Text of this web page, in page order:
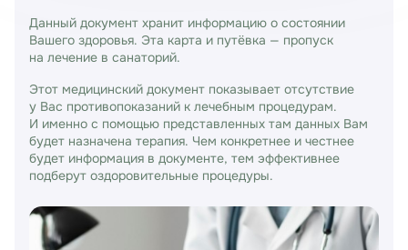
Данный документ хранит информацию о состоянии
Вашего здоровья. Эта карта и путёвка — пропуск
на лечение в санаторий.
Этот медицинский документ показывает отсутствие
у Вас противопоказаний к лечебным процедурам.
И именно с помощью представленных там данных Вам
будет назначена терапия. Чем конкретнее и честнее
будет информация в документе, тем эффективнее
подберут оздоровительные процедуры.